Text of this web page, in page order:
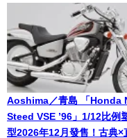
Aoshima／青島 「Honda
Steed VSE ’96」1/12比例
型2026年12月發售！古典×